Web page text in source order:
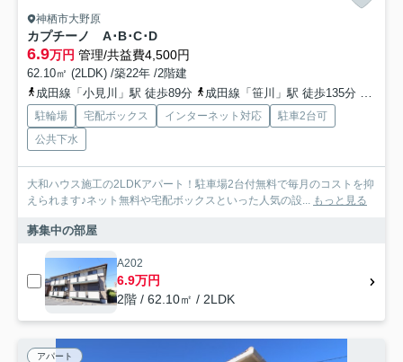
神栖市大野原
カプチーノ A･B･C･D
6.9万円 管理/共益費4,500円
62.10㎡ (2LDK) /築22年 /2階建
成田線「小見川」駅 徒歩89分
成田線「笹川」駅 徒歩135分
駐輪場 宅配ボックス インターネット対応
駐車2台可
公共下水
大和ハウス施工の2LDKアパート！駐車場2台付無料で毎月のコストを抑
えられます♪ネット無料や宅配ボックスといった人気の設...
もっと見る
募集中の部屋
A202
6.9万円
2階 / 62.10㎡ / 2LDK
アパート